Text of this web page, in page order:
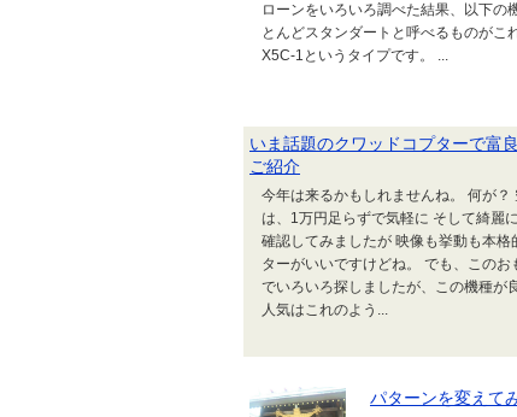
ローンをいろいろ調べた結果、以下の
とんどスタンダートと呼べるものがこ
X5C-1というタイプです。 ...
いま話題のクワッドコプターで
ご紹介
今年は来るかもしれませんね。 何が
は、1万円足らずで気軽に そして綺麗
確認してみましたが 映像も挙動も本
ターがいいですけどね。 でも、この
でいろいろ探しましたが、この機種
人気はこれのよう...
パターンを変えて